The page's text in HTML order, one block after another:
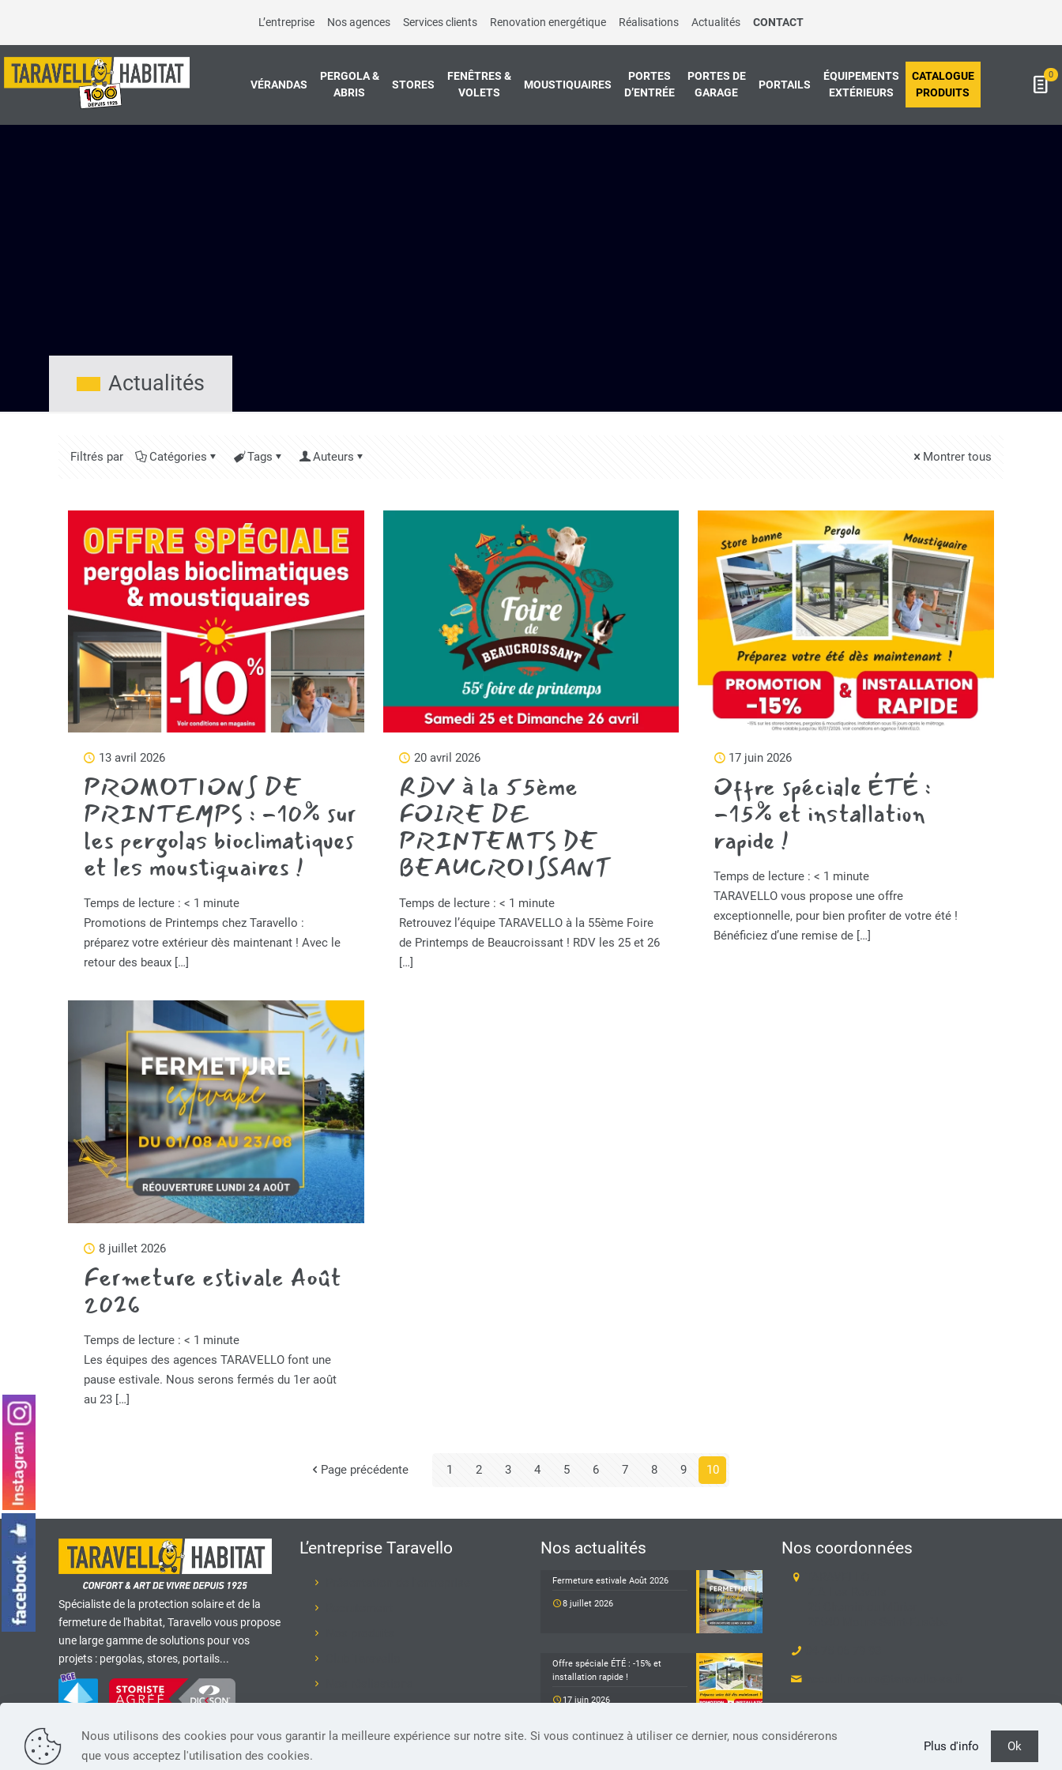
L’entreprise Nos agences Services clients Renovation energétique Réalisations Actualités CONTACT
VÉRANDAS
PERGOLA &
ABRIS
STORES
FENÊTRES &
VOLETS
MOUSTIQUAIRES
PORTES
D’ENTRÉE
PORTES DE
GARAGE
PORTAILS
ÉQUIPEMENTS
EXTÉRIEURS
CATALOGUE
PRODUITS
0
Actualités
Filtrés par Catégories Tags Auteurs Montrer tous
13 avril 2026
PROMOTIONS DE
PRINTEMPS : -10% sur
les pergolas bioclimatiques
et les moustiquaires !
Temps de lecture : < 1 minute
Promotions de Printemps chez Taravello :
préparez votre extérieur dès maintenant ! Avec le
retour des beaux[…]
20 avril 2026
RDV à la 55ème
FOIRE DE
PRINTEMTS DE
BEAUCROISSANT
Temps de lecture : < 1 minute
Retrouvez l’équipe TARAVELLO à la 55ème Foire
de Printemps de Beaucroissant ! RDV les 25 et 26
[…]
17 juin 2026
Offre spéciale ÉTÉ :
-15% et installation
rapide !
Temps de lecture :< 1 minute
TARAVELLO vous propose une offre
exceptionnelle, pour bien profiter de votre été !
Bénéficiez d’une remise de […]
8 juillet 2026
Fermeture estivale Août
2026
Temps de lecture : < 1 minute
Les équipes des agences TARAVELLO font une
pause estivale. Nous serons fermés du 1er août
au 23[…]
Page précédente 1 2 3 4 5 6 7 8 9 10
Spécialiste de la protection solaire et de la
fermeture de l'habitat, Taravello vous propose
une large gamme de solutions pour vos
projets : pergolas, stores, portails...
L’entreprise Taravello Nos actualités
Fermeture estivale Août 2026
8 juillet 2026
Offre spéciale ÉTÉ : -15% et
installation rapide !
17 juin 2026
Nos coordonnées
Suivez-nous sur Facebook
Nous utilisons des cookies pour vous garantir la meilleure expérience sur notre site. Si vous continuez à utiliser ce dernier, nous considérerons
que vous acceptez l'utilisation des cookies.
Plus d'info Ok